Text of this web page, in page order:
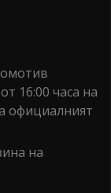
16:00 часа на
официалният
на